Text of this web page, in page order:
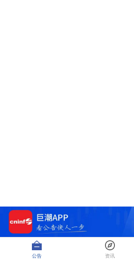
公告 资讯